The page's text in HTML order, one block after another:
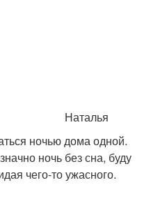
Наталья
ночью дома одной.
ночь без сна, буду
чего-то ужасного.